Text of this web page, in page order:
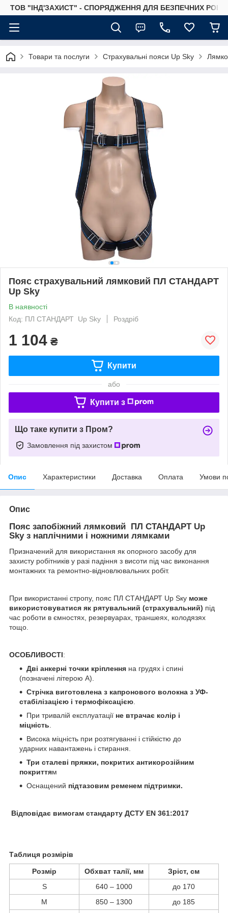
ТОВ "ІНД'ЗАХИСТ" - СПОРЯДЖЕННЯ ДЛЯ БЕЗПЕЧНИХ
Товари та послуги Страхувальні пояси Up Sky
Пояс страхувальний лямковий ПЛ СТАНДАРТ
Up Sky
В наявності
Код: ПЛ СТАНДАРТ Up Sky
Роздріб
1 104 ₴
Купити
або
Купити з
Що таке купити з Пром?
Замовлення під захистом
Опис Характеристики Доставка Оплата Умови
Опис
Пояс запобіжний лямковий ПЛ СТАНДАРТ Up
Sky з наплічними і ножними лямками
Призначений для використання як опорного засобу для
захисту робітників у разі падіння з висоти під час виконання
монтажних та ремонтно-відновлювальних робіт.
При використанні стропу, пояс ПЛ СТАНДАРТ Up Ѕку може
використовуватися як рятувальний (страхувальний) під
час роботи в ємностях, резервуарах, траншеях, колодязях
тощо.
ОСОБЛИВОСТІ:
Дві анкерні точки кріплення на грудях і спині
(позначені літерою А).
Стрічка виготовлена з капронового волокна з УФ-
стабілізацією і термофіксацією
При тривалій експлуатації не втрачає колір і
міцність
Висока міцність при розтягуванні і стійкістю до
ударних навантажень і стирання.
Три сталеві пряжки, покритих антикорозійним
покриттям
Оснащений підтазовим ременем підтримки.
Відповідає вимогам стандарту ДСТУ EN 361:2017
Таблиця розмірів
Розмір Обхват талії, мм
Зріст, см
S
640 – 1000
до 170
M
850 – 1300
до 185